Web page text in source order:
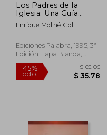
45%
dcto. $ 26.85
Los Padres de la
Iglesia: Una Guía
Introductoria
Enrique Moliné Coll
Ediciones Palabra, 1995, 3ª
Edición, Tapa Blanda,
Nuevo